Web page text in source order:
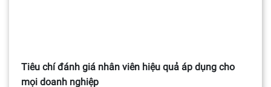
Tiêu chí đánh giá nhân viên hiệu quả áp dụng cho
mọi doanh nghiệp